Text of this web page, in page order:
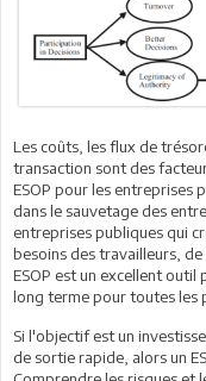
Les coûts, les flux de
transaction sont des
ESOP pour les entreprises
dans le sauvetage des
entreprises publiques qui
besoins des travailleurs,
ESOP est un excellent outil
long terme pour toutes les
Si l'objectif est un
de sortie rapide, alors un